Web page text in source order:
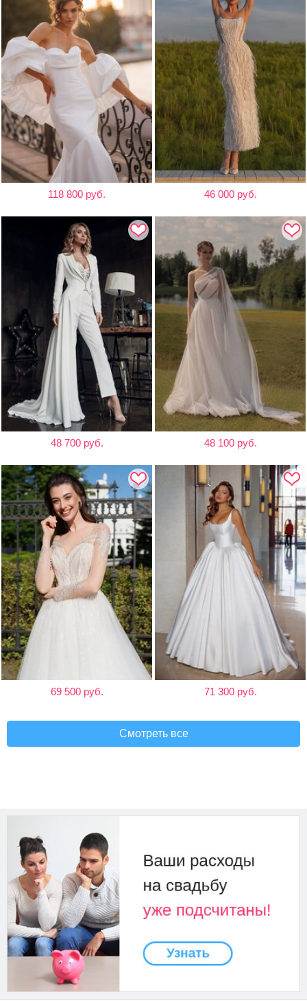
118 800 руб. 46 000 руб.
48 700 руб. 48 100 руб.
69 500 руб. 71 300 руб.
Смотреть все